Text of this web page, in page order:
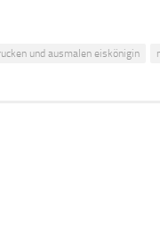
und ausmalen eiskönigin